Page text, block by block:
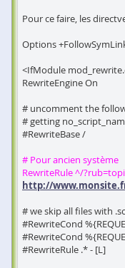
Pour ce faire, les
Options
<IfModule
RewriteEngine On
# uncomment the
# getting
#RewriteBase /
# Pour ancien système
RewriteRule ^/
http://
# we skip all files with
#RewriteCond
#RewriteCond
#RewriteRule .* - [L]